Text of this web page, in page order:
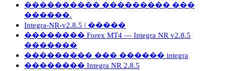
���������� ��������� ���
������.
Integra-NR-v2.8.5 | �����
�������� Forex MT4 — Integra NR v2.8.5
�������
��������� ��� ������ integra
�������� Integra NR 2.8.5